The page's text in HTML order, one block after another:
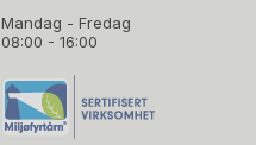
Mandag - Fredag
08:00 - 16:00